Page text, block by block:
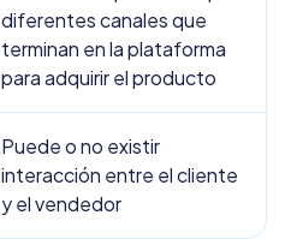
diferentes canales que
terminan en la plataforma
para adquirir el producto
Puede o no existir
interacción entre el cliente
y el vendedor